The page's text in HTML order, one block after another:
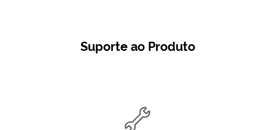
Suporte ao Produto